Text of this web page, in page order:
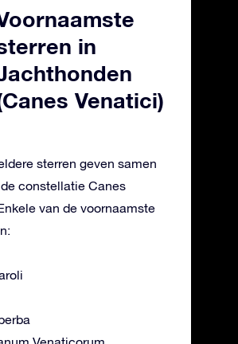
in
Venatici)
sterren geven samen
constellatie Canes
van de voornaamste